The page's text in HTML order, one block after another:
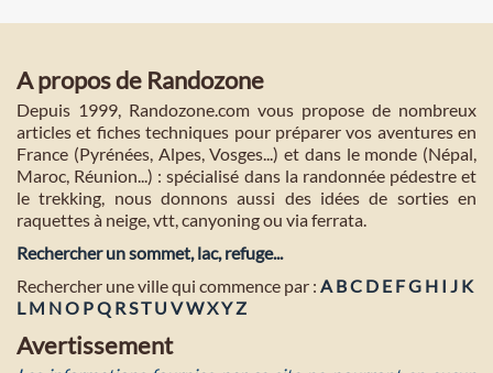
A propos de Randozone
Depuis 1999, Randozone.com vous propose de nombreux
articles et fiches techniques pour préparer vos aventures en
France (Pyrénées, Alpes, Vosges...) et dans le monde (Népal,
Maroc, Réunion...) : spécialisé dans la randonnée pédestre et
le trekking, nous donnons aussi des idées de sorties en
raquettes à neige, vtt, canyoning ou via ferrata.
Rechercher un sommet, lac, refuge...
Rechercher une ville qui commence par : A BC D E FG H I J K
L M NO PQ R ST U VWXY Z
Avertissement